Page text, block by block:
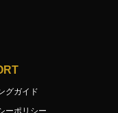
グガイド
ーポリシー